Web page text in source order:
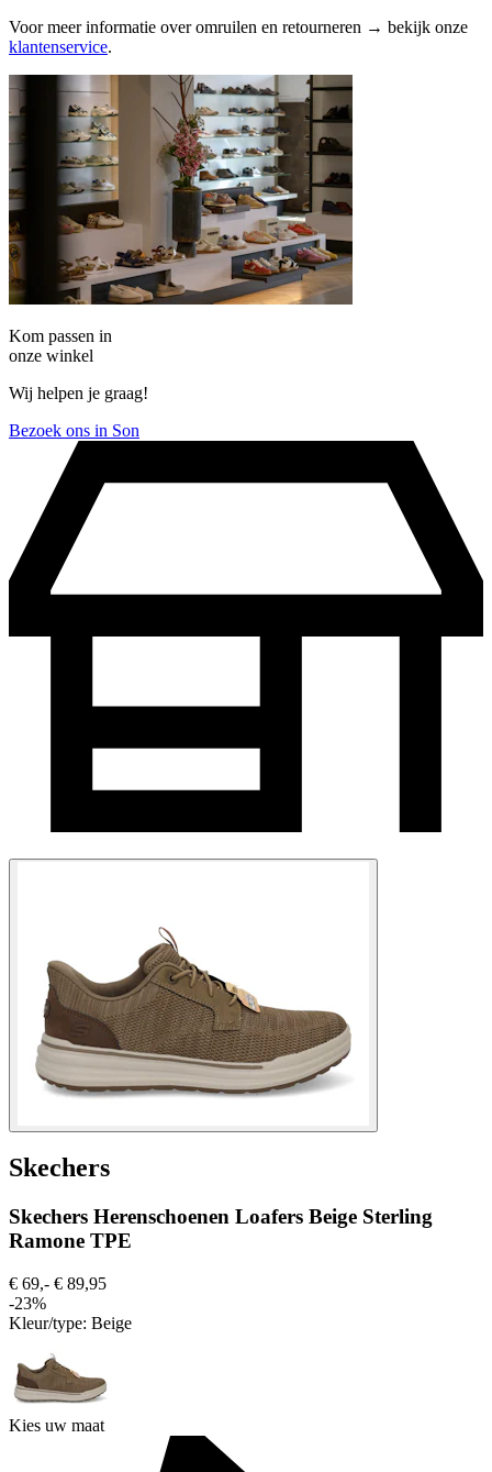
Voor meer informatie over omruilen en retourneren → bekijk onze
klantenservice.
Kom passen in
onze winkel
Wij helpen je graag!
Bezoek ons in Son
Skechers
Skechers Herenschoenen Loafers Beige Sterling
Ramone TPE
€ 69,- € 89,95
-23%
Kleur/type: Beige
Kies uw maat